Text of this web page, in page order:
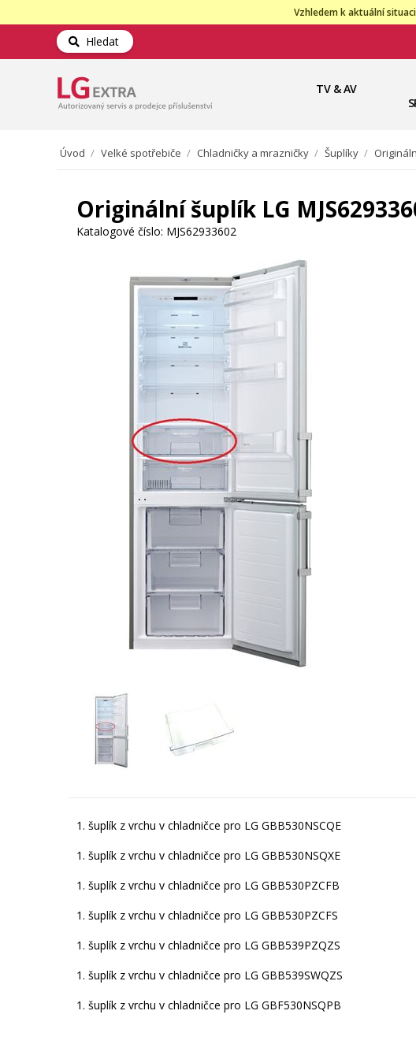
Vzhledem k aktuální
Hledat
TV & AV
Úvod / Velké spotřebiče / Chladničky a mrazničky / Šuplíky /
Originální šuplík LG
Katalogové číslo: MJS62933602
1. šuplík z vrchu v chladničce pro LG GBB530NSCQE
1. šuplík z vrchu v chladničce pro LG GBB530NSQXE
1. šuplík z vrchu v chladničce pro LG GBB530PZCFB
1. šuplík z vrchu v chladničce pro LG GBB530PZCFS
1. šuplík z vrchu v chladničce pro LG GBB539PZQZS
1. šuplík z vrchu v chladničce pro LG GBB539SWQZS
1. šuplík z vrchu v chladničce pro LG GBF530NSQPB